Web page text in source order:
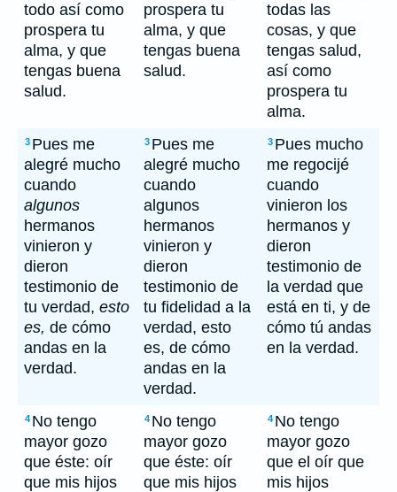
todo así como
prospera tu
alma, y que
tengas buena
salud.
prospera tu
alma, y que
tengas buena
salud.
todas las
cosas, y que
tengas salud,
así como
prospera tu
alma.
3 Pues me
alegré mucho
cuando
algunos
hermanos
vinieron y
dieron
testimonio de
tu verdad, esto
es, de cómo
andas en la
verdad.
3 Pues me
alegré mucho
cuando
algunos
hermanos
vinieron y
dieron
testimonio de
tu fidelidad a la
verdad, esto
es, de cómo
andas en la
verdad.
3 Pues mucho
me regocijé
cuando
vinieron los
hermanos y
dieron
testimonio de
la verdad que
está en ti, y de
cómo tú andas
en la verdad.
4 No tengo
mayor gozo
que éste: oír
que mis hijos
4 No tengo
mayor gozo
que éste: oír
que mis hijos
4 No tengo
mayor gozo
que el oír que
mis hijos